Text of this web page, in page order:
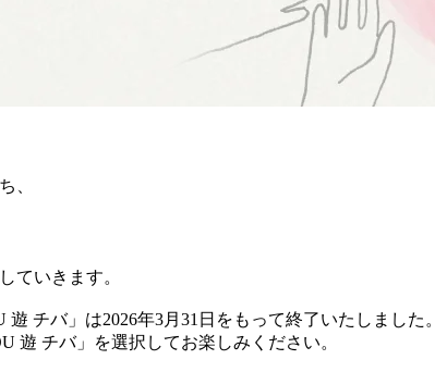
、
ていきます。
チバ」は2026年3月31日をもって終了いたしました。
遊 チバ」を選択してお楽しみください。